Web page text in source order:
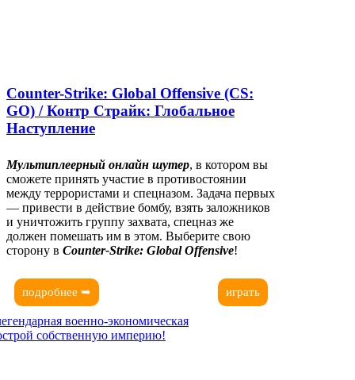
Counter-Strike: Global Offensive (CS:
GO) / Контр Страйк: Глобальное
Наступление
Мультиплеерный онлайн шутер, в котором вы
сможете принять участие в противостоянии
между террористами и спецназом. Задача первых
— привести в действие бомбу, взять заложников
и уничтожить группу захвата, спецназ же
должен помешать им в этом. Выберите свою
сторону в Counter-Strike: Global Offensive!
играть
подробнее ➥